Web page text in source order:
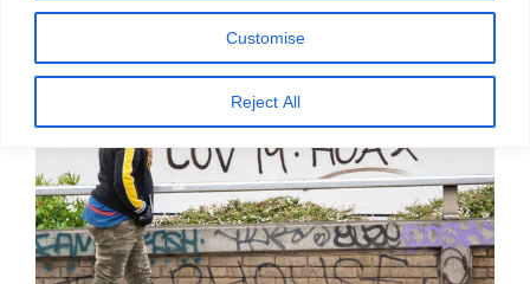
Customise
Reject All
प्रकाशित
कोविड-19 से जुड़े मिथक